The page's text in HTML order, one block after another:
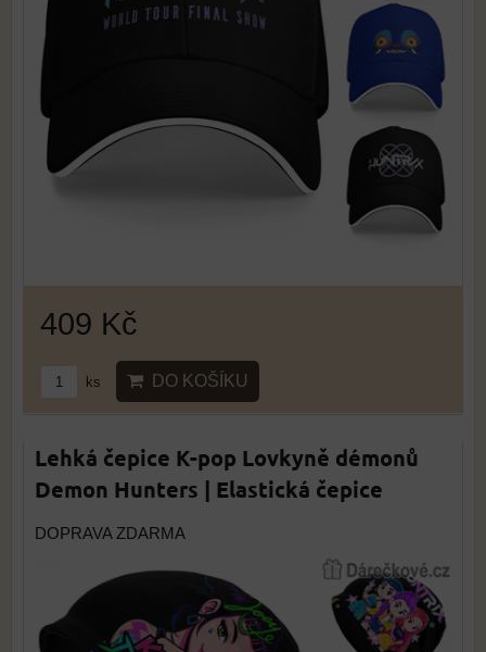
409 Kč
ks DO KOŠÍKU
Lehká čepice K-pop Lovkyně démonů
Demon Hunters | Elastická čepice
DOPRAVA ZDARMA